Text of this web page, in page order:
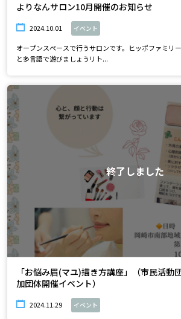
よりなんサロン10月開催のお知らせ
2024.10.01 イベント
オープンスペースで行うサロンです。ヒッポファミリ
と多言語で遊びましょうリト...
終了しました
「お悩み眉(マユ)描き方講座」（市民活動
加団体開催イベント）
2024.11.29 イベント